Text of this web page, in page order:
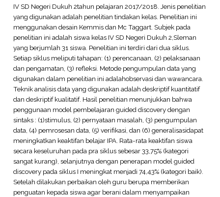
IV SD Negeri Dukuh 2tahun pelajaran 2017/2018. Jenis penelitian
yang digunakan adalah penelitian tindakan kelas. Penelitian ini
menggunakan desain Kemmis dan Mc Taggart. Subjek pada
penelitian ini adalah siswa kelas IV SD Negeri Dukuh 2,Sleman
yang berjumlah 31 siswa. Penelitian ini terdiri dari dua siklus.
Setiap siklus meliputi tahapan: (1) perencanaan, (2) pelaksanaan
dan pengamatan, (3) refleksi. Metode pengumpulan data yang
digunakan dalam penelitian ini adalahobservasi dan wawancara.
Teknik analisis data yang digunakan adalah deskriptif kuantitatif
dan deskriptif kualitatif. Hasil penelitian menunjukkan bahwa
penggunaan model pembelajaran guided discovery dengan
sintaks : (1)stimulus, (2) pernyataan masalah, (3) pengumpulan
data, (4) pemrosesan data, (5) verifikasi, dan (6) generalisasidapat
meningkatkan keaktifan belajar IPA. Rata-rata keaktifan siswa
secara keseluruhan pada pra siklus sebesar 33,75% (kategori
sangat kurang), selanjutnya dengan penerapan model guided
discovery pada siklus I meningkat menjadi 74,43% (kategori baik).
Setelah dilakukan perbaikan oleh guru berupa memberikan
penguatan kepada siswa agar berani dalam menyampaikan